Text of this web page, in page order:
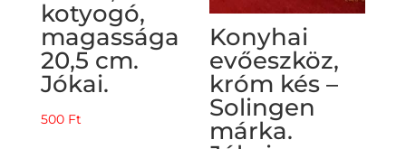
kotyogó,
magassága
20,5 cm.
Jókai.
500 Ft
Konyhai
evőeszköz,
króm kés –
Solingen
márka.